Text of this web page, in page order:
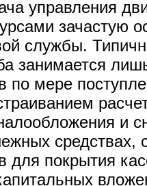
управления
зачастую
службы.
занимается
по мере
и
средствах,
для покрытия